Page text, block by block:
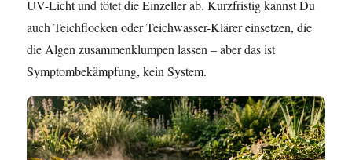
UV-Licht und tötet die Einzeller ab. Kurzfristig kannst Du
auch Teichflocken oder Teichwasser-Klärer einsetzen, die
die Algen zusammenklumpen lassen – aber das ist
Symptombekämpfung, kein System.